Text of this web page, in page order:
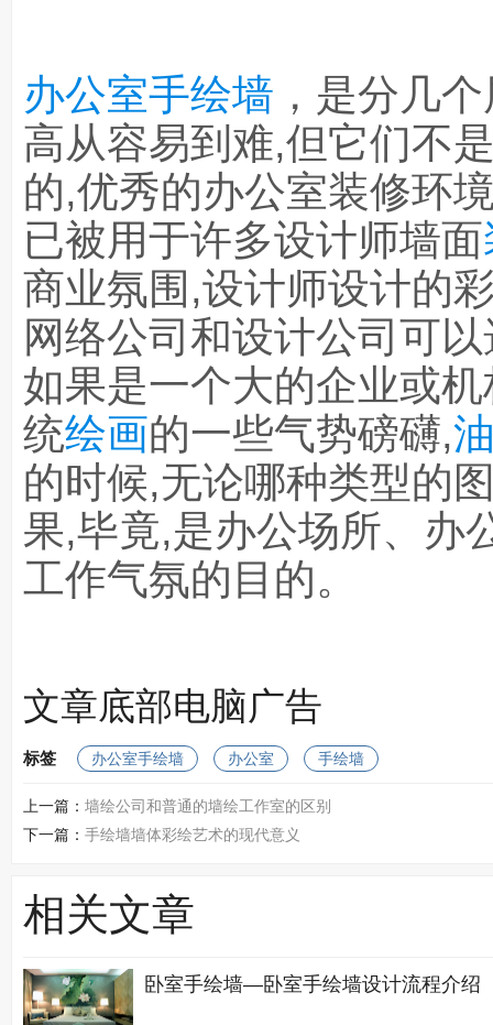
办公室手绘墙 ，是分几
高从容易到难,但它们不
的,优秀的办公室装修环
已被用于许多设计师墙面
商业氛围,设计师设计的
网络公司和设计公司可
如果是一个大的企业或
统绘画的一些气势磅礴,
的时候,无论哪种类型的
果,毕竟,是办公场所、办
工作气氛的目的。
文章底部电脑广告
标签 办公室手绘墙 办公室 手绘墙
上一篇： 墙绘公司和普通的墙绘工作室的区别
下一篇： 手绘墙墙体彩绘艺术的现代意义
相关文章
卧室手绘墙—卧室手绘墙设计流程介绍